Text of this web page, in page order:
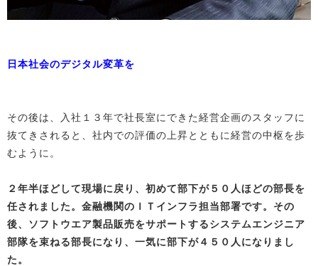
日本社会のデジタル変革を
その後は、入社１３年で社長室にできた経営企画のスタッフに
抜てきされると、社内での評価の上昇とともに経営の中枢を歩
むように。
２年半ほどして現場に戻り、初めて部下が５０人ほどの部長を
任されました。金融機関のＩＴインフラ担当部署です。その
後、ソフトウエア製品販売をサポートするシステムエンジニア
部隊を束ねる部長になり、一気に部下が４５０人になりまし
た。